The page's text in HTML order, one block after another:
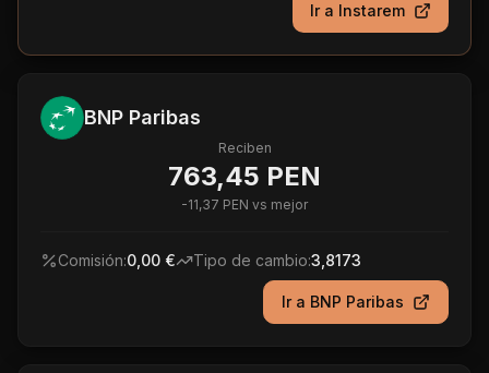
Ir a Instarem
BNP Paribas
Reciben
763,45 PEN
-11,37 PEN vs mejor
Comisión:0,00 € Tipo de cambio:3,8173
Ir a BNP Paribas